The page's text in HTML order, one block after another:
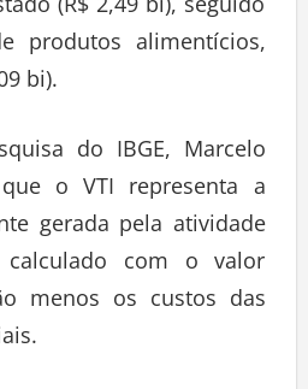
produtos alimentícios,
bi).
do IBGE, Marcelo
o VTI representa a
gerada pela atividade
calculado com o valor
menos os custos das